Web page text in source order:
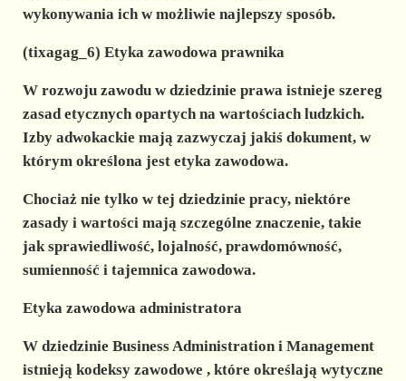
wykonywania ich w możliwie najlepszy sposób.
(tixagag_6) Etyka zawodowa prawnika
W rozwoju zawodu w dziedzinie prawaistnieje szereg
zasad etycznychopartych na wartościach ludzkich.
Izby adwokackie mają zazwyczaj jakiś dokument, w
którym określona jest etyka zawodowa.
Chociaż nie tylko w tej dziedzinie pracy, niektóre
zasady i wartości mają szczególne znaczenie, takie
jak sprawiedliwość, lojalność, prawdomówność,
sumienność i tajemnica zawodowa.
Etyka zawodowa administratora
W dziedzinie Business Administration i Management
istnieją kodeksy zawodowe , które określają wytyczne